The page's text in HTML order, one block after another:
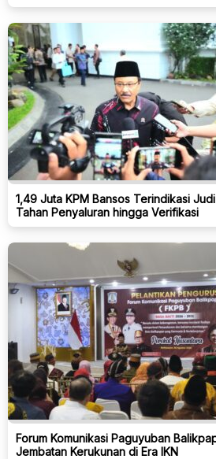
1,49 Juta KPM Bansos Terindikasi
Tahan Penyaluran hingga Verifikasi
Forum Komunikasi Paguyuban
Jembatan Kerukunan di Era IKN